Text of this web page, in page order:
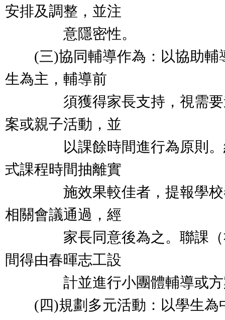
安排及調整，並注
意隱密性。
(三)協同輔導作為：以協助輔
生為主，輔導前
須獲得家長支持，視需要邀
案或親子活動，並
以課餘時間進行為原則。經
式課程時間抽離實
施效果較佳者，提報學校春
相關會議通過，經
家長同意後為之。聯課（社
間得由春暉志工設
計並進行小團體輔導或方
(四)規劃多元活動：以學生為